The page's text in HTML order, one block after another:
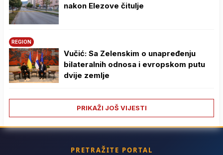
nakon Elezove čitulje
REGION
Vučić: Sa Zelenskim o unapređenju
bilateralnih odnosa i evropskom putu
dvije zemlje
PRIKAŽI JOŠ VIJESTI
PRETRAŽITE PORTAL